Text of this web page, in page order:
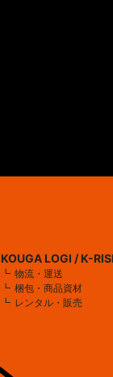
KOUGA LOGI / K-
物流・運送
梱包・商品資材
レンタル・販売